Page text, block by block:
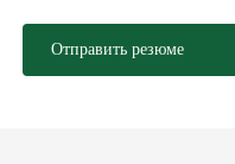
Отправить резюме